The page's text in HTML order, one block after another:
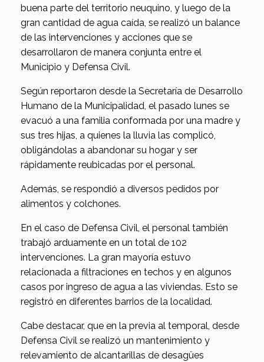
buena parte del territorio neuquino, y luego de la
gran cantidad de agua caída, se realizó un balance
de las intervenciones y acciones que se
desarrollaron de manera conjunta entre el
Municipio y Defensa Civil.
Según reportaron desde la Secretaría de Desarrollo
Humano de la Municipalidad, el pasado lunes se
evacuó a una familia conformada por una madre y
sus tres hijas, a quienes la lluvia las complicó,
obligándolas a abandonar su hogar y ser
rápidamente reubicadas por el personal.
Además, se respondió a diversos pedidos por
alimentos y colchones.
En el caso de Defensa Civil, el personal también
trabajó arduamente en un total de 102
intervenciones. La gran mayoría estuvo
relacionada a filtraciones en techos y en algunos
casos por ingreso de agua a las viviendas. Esto se
registró en diferentes barrios de la localidad.
Cabe destacar, que en la previa al temporal, desde
Defensa Civil se realizó un mantenimiento y
relevamiento de alcantarillas de desagües